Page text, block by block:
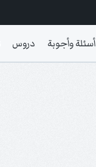
أسئلة وأجوبة دروس